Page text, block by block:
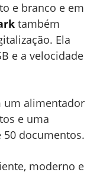
e branco e em
também
Ela
e a velocidade
um alimentador
e uma
50 documentos.
moderno e